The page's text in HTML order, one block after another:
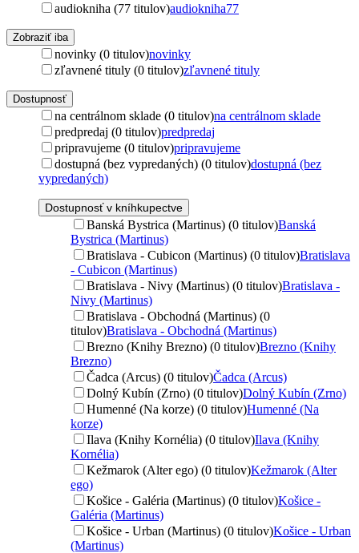
audiokniha (77 titulov)audiokniha77
Zobraziť iba
novinky (0 titulov)novinky
zľavnené tituly (0 titulov)zľavnené tituly
Dostupnosť
na centrálnom sklade (0 titulov)na centrálnom sklade
predpredaj (0 titulov)predpredaj
pripravujeme (0 titulov)pripravujeme
dostupná (bez vypredaných) (0 titulov)dostupná (bez
vypredaných)
Dostupnosť v kníhkupectve
Banská Bystrica (Martinus) (0 titulov)Banská
Bystrica (Martinus)
Bratislava - Cubicon (Martinus) (0 titulov)Bratislava
- Cubicon (Martinus)
Bratislava - Nivy (Martinus) (0 titulov)Bratislava -
Nivy (Martinus)
Bratislava - Obchodná (Martinus) (0
titulov)Bratislava - Obchodná (Martinus)
Brezno (Knihy Brezno) (0 titulov)Brezno (Knihy
Brezno)
Čadca (Arcus) (0 titulov)Čadca (Arcus)
Dolný Kubín (Zrno) (0 titulov)Dolný Kubín (Zrno)
Humenné (Na korze) (0 titulov)Humenné (Na
korze)
Ilava (Knihy Kornélia) (0 titulov)Ilava (Knihy
Kornélia)
Kežmarok (Alter ego) (0 titulov)Kežmarok (Alter
ego)
Košice - Galéria (Martinus) (0 titulov)Košice -
Galéria (Martinus)
Košice - Urban (Martinus) (0 titulov)Košice - Urban
(Martinus)